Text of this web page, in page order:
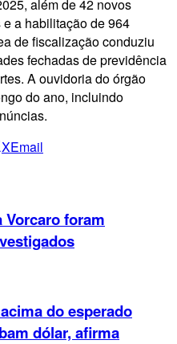
além de 42 novos
a habilitação de 964
de fiscalização conduziu
fechadas de previdência
A ouvidoria do órgão
do ano, incluindo
XEmail
Vorcaro foram
do esperado
dólar, afirma